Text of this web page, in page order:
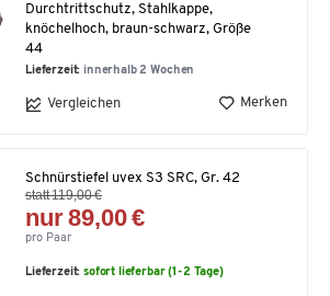
Durchtrittschutz, Stahlkappe,
knöchelhoch, braun-schwarz, Größe
44
Lieferzeit: innerhalb 2 Wochen
Vergleichen Merken
Schnürstiefel uvex S3 SRC, Gr. 42
statt 119,00 €
nur 89,00 €
pro Paar
Lieferzeit:sofort lieferbar (1-2 Tage)